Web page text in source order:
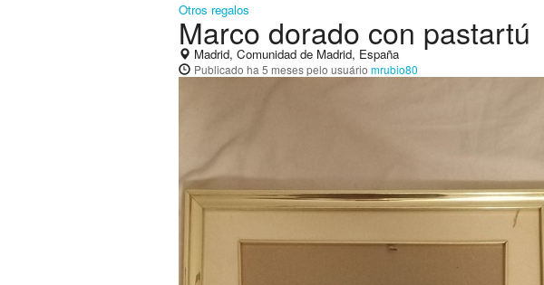
Otros regalos
Marco dorado con pastartú
Madrid, Comunidad de Madrid, España
Publicado ha 5 mesespelo usuário mrubio80